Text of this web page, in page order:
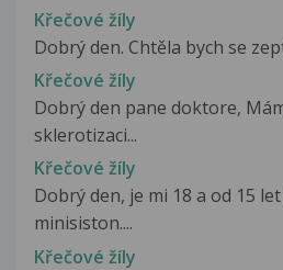
Křečové žíly
Dobrý den. Chtěla bych se
Křečové žíly
Dobrý den pane doktore,
sklerotizaci...
Křečové žíly
Dobrý den, je mi 18 a od 15
minisiston....
Křečové žíly